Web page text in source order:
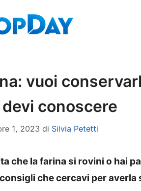
vuoi
conoscere
1, 2023 di Silvia Petetti
che la farina si rovini o hai
che cercavi per